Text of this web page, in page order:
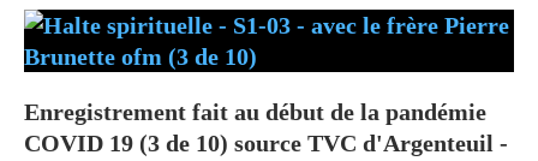
Enregistrement fait au début de la pandémie
COVID 19 (3 de 10) source TVC d'Argenteuil -